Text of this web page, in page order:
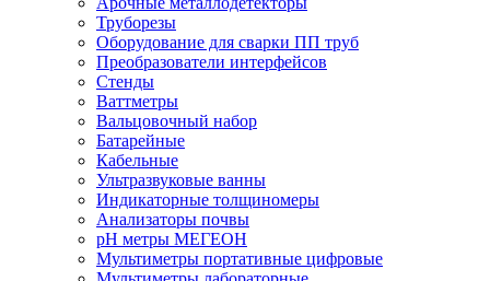
Труборезы
Оборудование для сварки ПП труб
Преобразователи интерфейсов
Стенды
Ваттметры
Вальцовочный набор
Батарейные
Кабельные
Ультразвуковые ванны
Индикаторные толщиномеры
Анализаторы почвы
рН метры МЕГЕОН
Мультиметры портативные цифровые